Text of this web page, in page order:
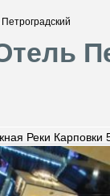
Реки Карповки